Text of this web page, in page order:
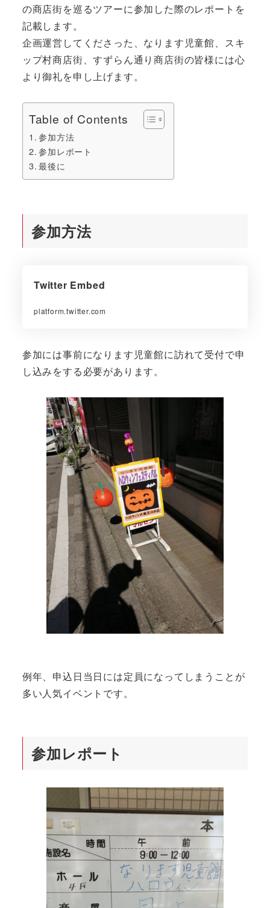
の商店街を巡るツアーに参加した際のレポートを
記載します。
企画運営してくださった、なります児童館、スキ
ップ村商店街、すずらん通り商店街の皆様には心
より御礼を申し上げます。
Table of Contents
参加方法
参加レポート
最後に
参加方法
Twitter Embed
platform.twitter.com
参加には事前になります児童館に訪れて受付で申
し込みをする必要があります。
例年、申込日当日には定員になってしまうことが
多い人気イベントです。
参加レポート